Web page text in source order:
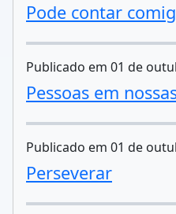
Pode contar
Publicado em 01 de
Pessoas em
Publicado em 01 de
Perseverar